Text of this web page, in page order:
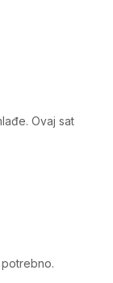
Ovaj sat